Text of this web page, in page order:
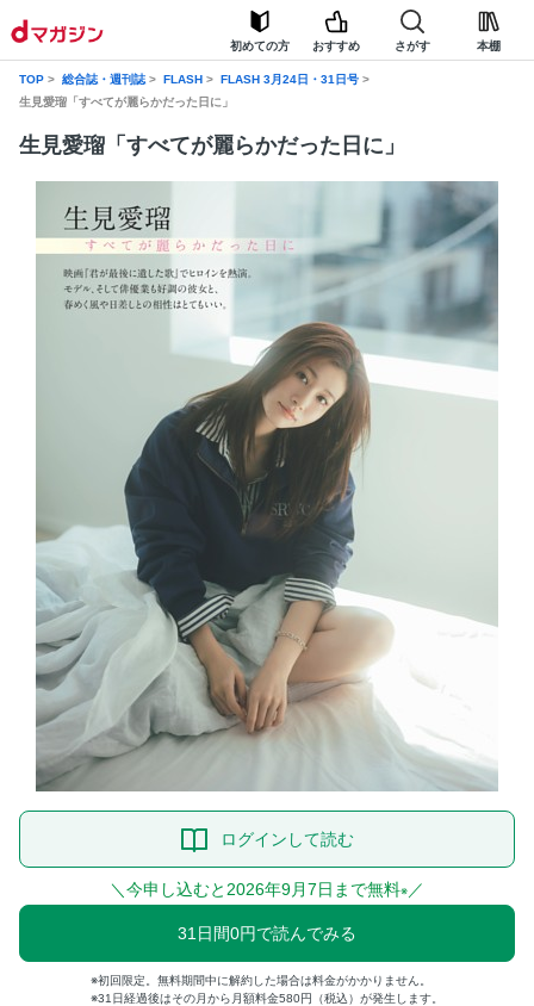
初めての方 おすすめ さがす 本棚
TOP 総合誌・週刊誌 FLASH
FLASH 3月24日・31日号
生見愛瑠「すべてが麗らかだった日に」
生見愛瑠「すべてが麗らかだった日に」
ログインして読む
＼今申し込むと2026年9月7日まで無料※ ／
31日間0円で読んでみる
初回限定。無料期間中に解約した場合は料金がかかりません。
31日経過後はその月から月額料金580円（税込）が発生します。